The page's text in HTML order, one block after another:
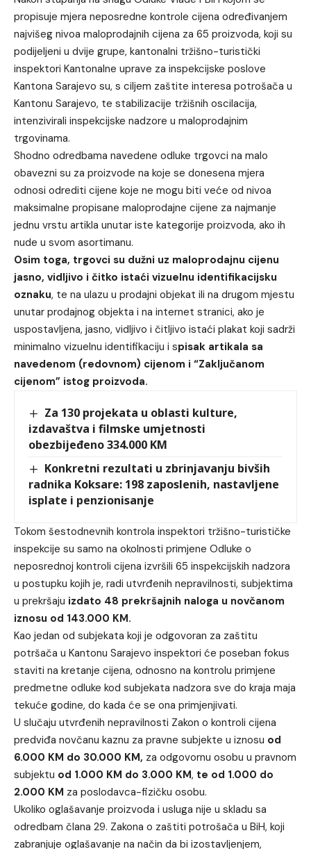
propisuje mjera neposredne kontrole cijena određivanjem
najvišeg nivoa maloprodajnih cijena za 65 proizvoda, koji su
podijeljeni u dvije grupe, kantonalni tržišno-turistički
inspektori Kantonalne uprave za inspekcijske poslove
Kantona Sarajevo su, s ciljem zaštite interesa potrošača u
Kantonu Sarajevo, te stabilizacije tržišnih oscilacija,
intenzivirali inspekcijske nadzore u maloprodajnim
trgovinama.
Shodno odredbama navedene odluke trgovci na malo
obavezni su za proizvode na koje se donesena mjera
odnosi odrediti cijene koje ne mogu biti veće od nivoa
maksimalne propisane maloprodajne cijene za najmanje
jednu vrstu artikla unutar iste kategorije proizvoda, ako ih
nude u svom asortimanu.
Osim toga, trgovci su dužni uz maloprodajnu cijenu
jasno, vidljivo i čitko istaći vizuelnu identifikacijsku
oznaku, te na ulazu u prodajni objekat ili na drugom mjestu
unutar prodajnog objekta i na internet stranici, ako je
uspostavljena, jasno, vidljivo i čitljivo istaći plakat koji sadrži
minimalno vizuelnu identifikaciju i spisak artikala sa
navedenom (redovnom) cijenom i “Zaključanom
cijenom” istog proizvoda.
Za 130 projekata u oblasti kulture,
izdavaštva i filmske umjetnosti
obezbijeđeno 334.000 KM
Konkretni rezultati u zbrinjavanju bivših
radnika Koksare: 198 zaposlenih, nastavljene
isplate i penzionisanje
Tokom šestodnevnih kontrola inspektori tržišno-turističke
inspekcije su samo na okolnosti primjene Odluke o
neposrednoj kontroli cijena izvršili 65 inspekcijskih nadzora
u postupku kojih je, radi utvrđenih nepravilnosti, subjektima
u prekršaju izdato 48 prekršajnih naloga u novčanom
iznosu od 143.000 KM.
Kao jedan od subjekata koji je odgovoran za zaštitu
potršača u Kantonu Sarajevo inspektori će poseban fokus
staviti na kretanje cijena, odnosno na kontrolu primjene
predmetne odluke kod subjekata nadzora sve do kraja maja
tekuće godine, do kada će se ona primjenjivati.
U slučaju utvrđenih nepravilnosti Zakon o kontroli cijena
predviđa novčanu kaznu za pravne subjekte u iznosu od
6.000 KM do 30.000 KM, za odgovornu osobu u pravnom
subjektu od 1.000 KM do 3.000 KM, te od 1.000 do
2.000 KM za poslodavca-fizičku osobu.
Ukoliko oglašavanje proizvoda i usluga nije u skladu sa
odredbam člana 29. Zakona o zaštiti potrošača u BiH, koji
zabranjuje oglašavanje na način da bi izostavljenjem,